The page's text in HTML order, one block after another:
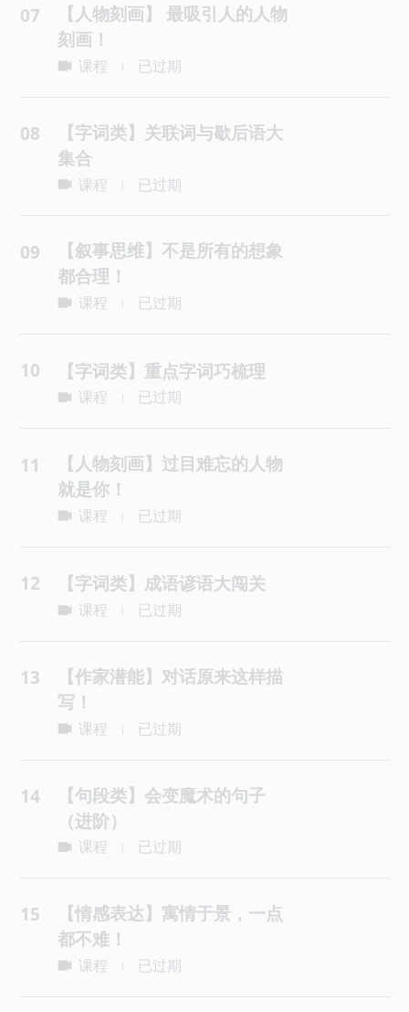
07
【人物刻画】 最吸引人的人物
刻画！
课程 已过期
08
【字词类】关联词与歇后语大
集合
课程 已过期
09
【叙事思维】不是所有的想象
都合理！
课程 已过期
10 【字词类】重点字词巧梳理
课程 已过期
11
【人物刻画】过目难忘的人物
就是你！
课程 已过期
12 【字词类】成语谚语大闯关
课程 已过期
13
【作家潜能】对话原来这样描
写！
课程 已过期
14
【句段类】会变魔术的句子
（进阶）
课程 已过期
15
【情感表达】寓情于景，一点
都不难！
课程 已过期